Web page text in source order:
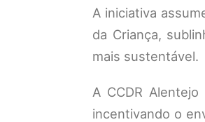
A iniciativa
da Criança,
mais sustentável.
A CCDR
incentivando o